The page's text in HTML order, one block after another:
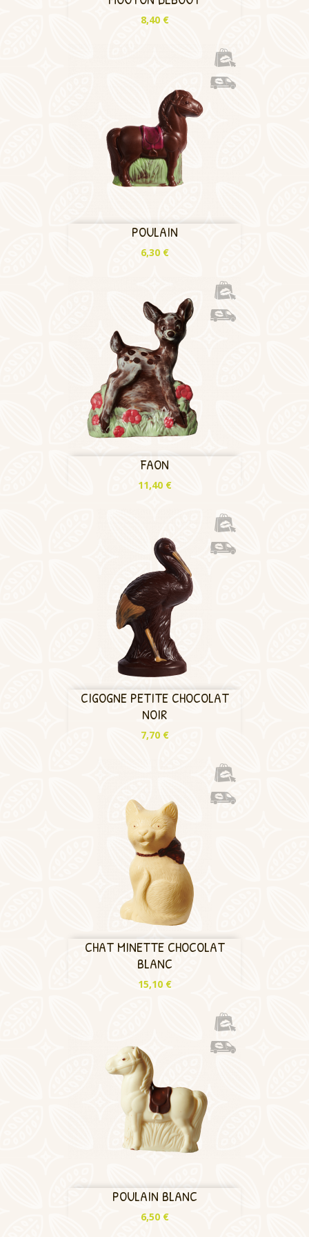
Prix
8,40 €
POULAIN
Prix
6,30 €
FAON
Prix
11,40 €
CIGOGNE PETITE CHOCOLAT
NOIR
Prix
7,70 €
CHAT MINETTE CHOCOLAT
BLANC
Prix
15,10 €
POULAIN BLANC
Prix
6,50 €